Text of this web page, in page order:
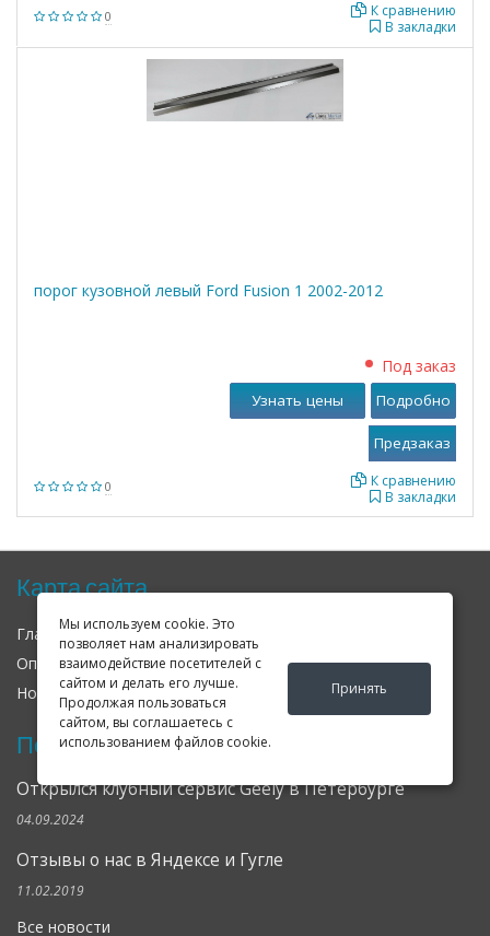
Мы используем cookie. Это
позволяет нам анализировать
взаимодействие посетителей с
сайтом и делать его лучше.
Продолжая пользоваться
сайтом, вы соглашаетесь с
использованием файлов cookie.
Принять
0
В закладки
К сравнению
порог кузовной левый Ford Fusion 1 2002-2012
0
Под заказ
В закладки
К сравнению
Узнать цены Подробно
Карта сайта
Главная О нас
Оплата
Доставка
Гарантия
Новости
Оферта Соглашение
Последние новости
Открылся клубный сервис Geely в Петербурге
04.09.2024
Отзывы о нас в Яндексе и Гугле
11.02.2019
Все новости